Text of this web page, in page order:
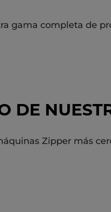
gama completa de
DE
Zipper más